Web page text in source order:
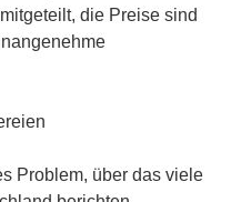
die Preise sind
Problem, über das viele